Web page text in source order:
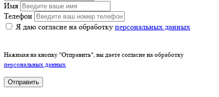
Имя
Телефон
Я даю согласие на обработку персональных данных
Нажимая на кнопку "Отправить", вы даете согласие на обработку
персональных данных
Отправить